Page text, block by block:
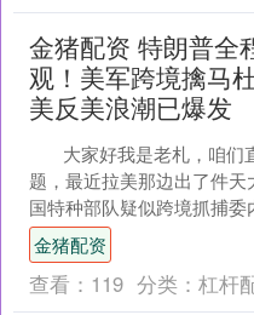
金猪配资 特朗普全
观！美军跨境擒马
美反美浪潮已爆发
大家好我是老札，咱们
题，最近拉美那边出了件天
国特种部队疑似跨境抓捕委
马杜罗，特朗普自己都出来
看了抓捕的实况....
金猪配资
查看： 119 分类： 杠杆